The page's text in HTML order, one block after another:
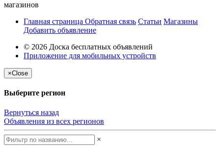
магазинов
Главная страница Обратная связь Статьи Магазины
Добавить объявление
© 2026 Доска бесплатных объявлений
Приложение для мобильных устройств
×Close
Выберите регион
Вернуться назад
Объявления из всех регионов
×